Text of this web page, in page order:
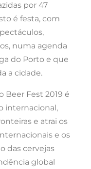
por 47
é festa, com
numa agenda
do Porto e que
a cidade.
Beer Fest 2019 é
internacional,
e atrai os
e os
das cervejas
global